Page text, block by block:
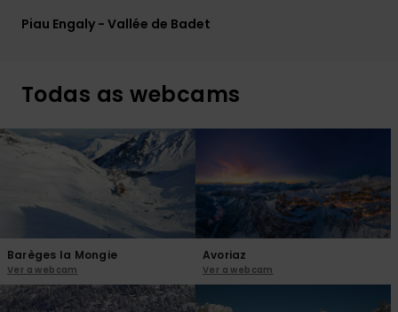
Piau Engaly - Vallée de Badet
Todas as webcams
Barèges la Mongie
Ver a webcam
Avoriaz
Ver a webcam